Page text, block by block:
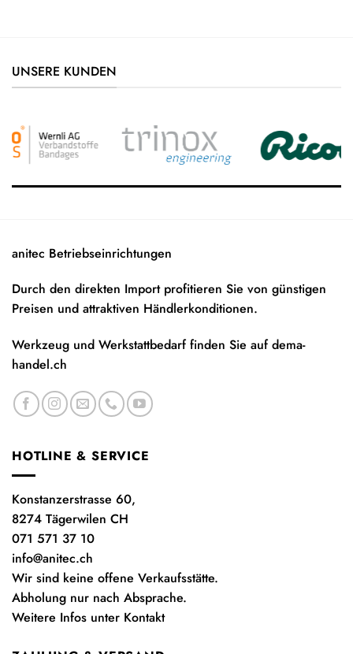
UNSERE KUNDEN
anitec Betriebseinrichtungen
Durch den direkten Import profitieren Sie von günstigen
Preisen und attraktiven Händlerkonditionen.
Werkzeug und Werkstattbedarf finden Sie aufdema-
handel.ch
HOTLINE & SERVICE
Konstanzerstrasse 60,
8274 Tägerwilen CH
071 571 37 10
info@anitec.ch
Wir sind keine offene Verkaufsstätte.
Abholung nur nach Absprache.
Weitere Infos unter Kontakt